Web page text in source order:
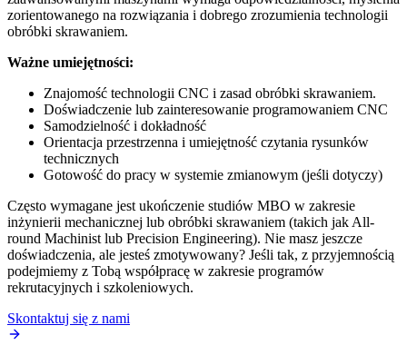
zorientowanego na rozwiązania i dobrego zrozumienia technologii
obróbki skrawaniem.
Ważne umiejętności:
Znajomość technologii CNC i zasad obróbki skrawaniem.
Doświadczenie lub zainteresowanie programowaniem CNC
Samodzielność i dokładność
Orientacja przestrzenna i umiejętność czytania rysunków
technicznych
Gotowość do pracy w systemie zmianowym (jeśli dotyczy)
Często wymagane jest ukończenie studiów MBO w zakresie
inżynierii mechanicznej lub obróbki skrawaniem (takich jak All-
round Machinist lub Precision Engineering). Nie masz jeszcze
doświadczenia, ale jesteś zmotywowany? Jeśli tak, z przyjemnością
podejmiemy z Tobą współpracę w zakresie programów
rekrutacyjnych i szkoleniowych.
Skontaktuj się z nami